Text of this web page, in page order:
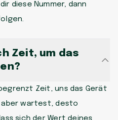
diese Nummer, dann
Zeit, um das
Zeit, uns das Gerät
aber wartest, desto